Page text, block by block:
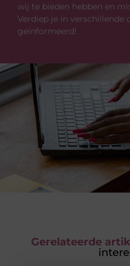
wij te bieden hebben en
Verdiep je in verschillende
geïnformeerd!
Gerelateerde